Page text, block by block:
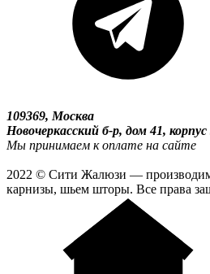
109369, Москва
Новочеркасский б-р, дом 41, корпус
Мы принимаем к оплате на сайте
2022 © Сити Жалюзи —
карнизы, шьем шторы. Все права